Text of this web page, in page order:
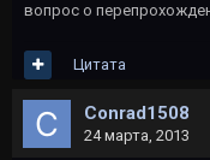
вопрос о
Цитата
Conrad1508
24 марта, 2013